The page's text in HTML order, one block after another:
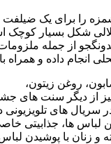
را برای یک ضیلفت
شکل بسیار کوچک
از جمله
انجام داده و همراه
روغن زیتون،
نیز از دیگر سنت
های تلویزیونی
لباس ها، جذابیتی
و زنان با پوشیدن